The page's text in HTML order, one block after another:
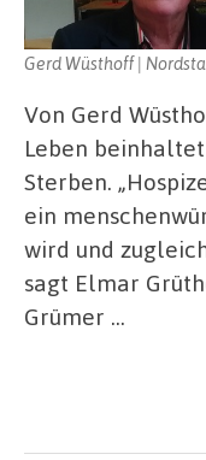
Gerd Wüsthoff |
Von Gerd
Leben
Sterben.
ein
wird und
sagt Elmar
Grümer …